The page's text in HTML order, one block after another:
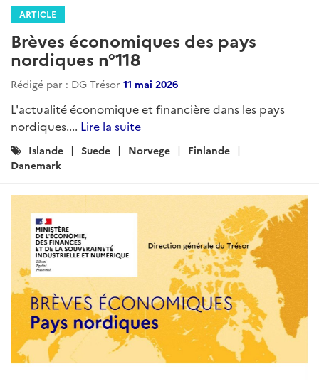
ARTICLE
Brèves économiques des pays
nordiques n°118
Rédigé par : DG Trésor 11 mai 2026
L'actualité économique et financière dans les pays
nordiques.... Lire la suite
Catégories
:
Islande Suede Norvege
Finlande
Danemark